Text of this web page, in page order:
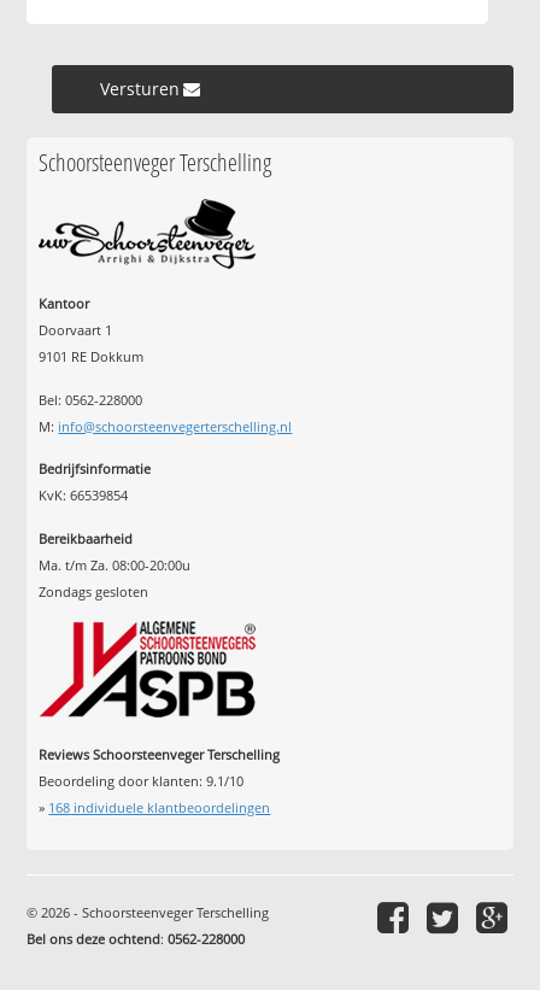
Versturen »
Schoorsteenveger Terschelling
Kantoor
Doorvaart 1
9101 RE Dokkum
Bel: 0562-228000
M: info@schoorsteenvegerterschelling.nl
Bedrijfsinformatie
KvK: 66539854
Bereikbaarheid
Ma. t/m Za. 08:00-20:00u
Zondags gesloten
Reviews Schoorsteenveger Terschelling
Beoordeling door klanten:9.1/10
» 168 individuele klantbeoordelingen
© 2026 - Schoorsteenveger Terschelling
Bel ons deze ochtend:0562-228000